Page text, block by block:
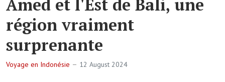
Amed et l'Est de Bali, une
région vraiment
surprenante
Voyage en Indonésie 12 August 2024